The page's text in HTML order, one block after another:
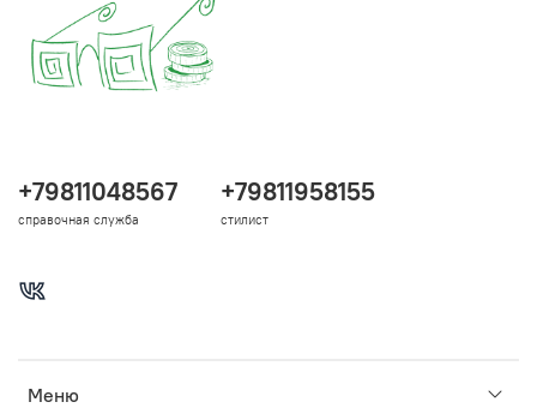
Меню
+79811048567
справочная служба
+79811958155
стилист